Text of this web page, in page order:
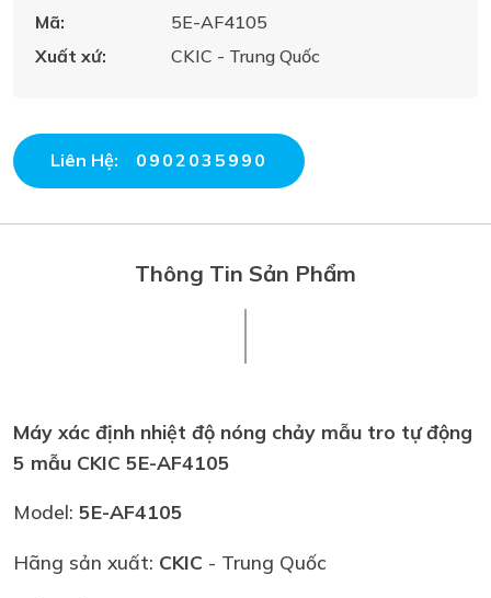
Mã:
5E-AF4105
Xuất xứ:
CKIC - Trung Quốc
Liên Hệ: 0902035990
Thông Tin Sản Phẩm
Máy xác định nhiệt độ nóng chảy mẫu tro tự động
5 mẫu CKIC 5E-AF4105
Model: 5E-AF4105
Hãng sản xuất: CKIC - Trung Quốc